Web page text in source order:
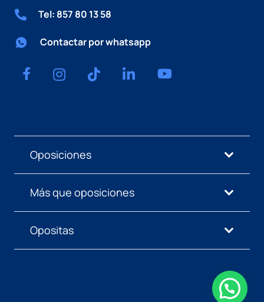
Tel: 857 80 13 58
Contactar por whatsapp
Oposiciones
Más que oposiciones
Opositas